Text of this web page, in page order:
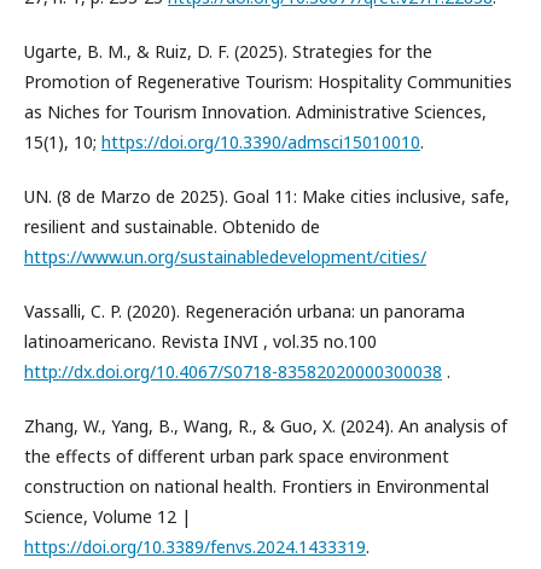
Ugarte, B. M., & Ruiz, D. F. (2025). Strategies for the
Promotion of Regenerative Tourism: Hospitality Communities
as Niches for Tourism Innovation. Administrative Sciences,
15(1), 10; https://doi.org/10.3390/admsci15010010.
UN. (8 de Marzo de 2025). Goal 11: Make cities inclusive, safe,
resilient and sustainable. Obtenido de
https://www.un.org/sustainabledevelopment/cities/
Vassalli, C. P. (2020). Regeneración urbana: un panorama
latinoamericano. Revista INVI , vol.35 no.100
http://dx.doi.org/10.4067/S0718-83582020000300038 .
Zhang, W., Yang, B., Wang, R., & Guo, X. (2024). An analysis of
the effects of different urban park space environment
construction on national health. Frontiers in Environmental
Science, Volume 12 |
https://doi.org/10.3389/fenvs.2024.1433319.